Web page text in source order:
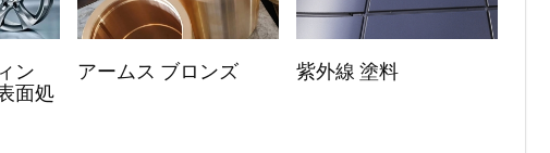
ン
面処
アームス ブロンズ 紫外線 塗料